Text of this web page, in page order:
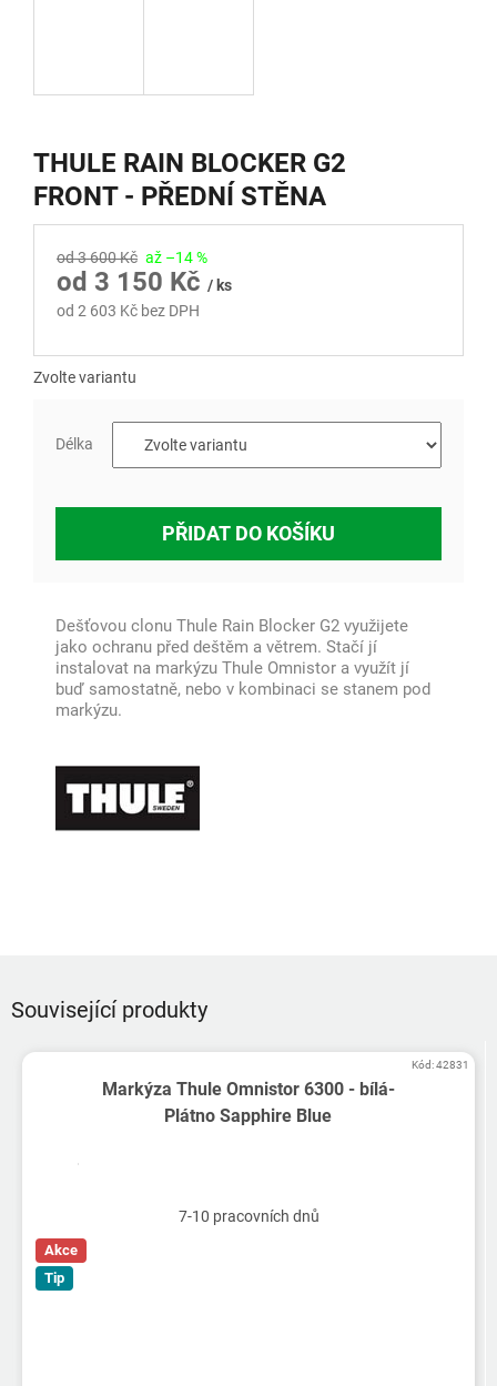
THULE RAIN BLOCKER G2
FRONT - PŘEDNÍ STĚNA
od 3 600 Kč až –14 %
od 3 150 Kč / ks
od 2 603 Kč bez DPH
Zvolte variantu
Délka
PŘIDAT DO KOŠÍKU
Dešťovou clonu Thule Rain Blocker G2 využijete
jako ochranu před deštěm a větrem. Stačí jí
instalovat na markýzu Thule Omnistor a využít jí
buď samostatně, nebo v kombinaci se stanem pod
markýzu.
Související produkty
Markýza Thule Omnistor 6300 - bílá-
Plátno Sapphire Blue
7-10 pracovních dnů
Akce
Tip
Kód:42831